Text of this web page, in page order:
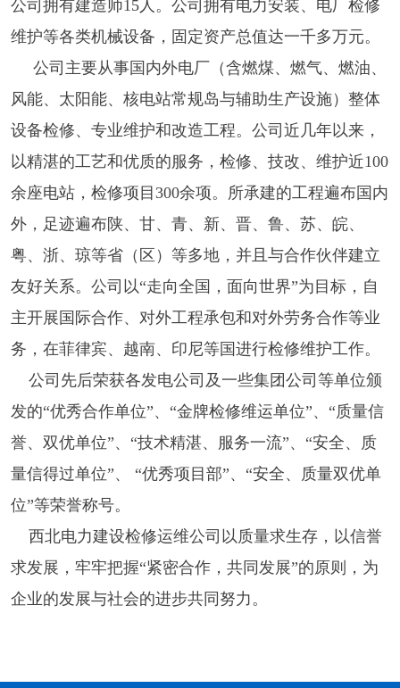
公司拥有建造师15人。公司拥有电力安装、电厂检修
维护等各类机械设备，固定资产总值达一千多万元。
公司主要从事国内外电厂（含燃煤、燃气、燃油、
风能、太阳能、核电站常规岛与辅助生产设施）整体
设备检修、专业维护和改造工程。公司近几年以来，
以精湛的工艺和优质的服务，检修、技改、维护近100
余座电站，检修项目300余项。所承建的工程遍布国内
外，足迹遍布陕、甘、青、新、晋、鲁、苏、皖、
粤、浙、琼等省（区）等多地，并且与合作伙伴建立
友好关系。公司以“走向全国，面向世界”为目标，自
主开展国际合作、对外工程承包和对外劳务合作等业
务，在菲律宾、越南、印尼等国进行检修维护工作。
公司先后荣获各发电公司及一些集团公司等单位颁
发的“优秀合作单位”、“金牌检修维运单位”、“质量信
誉、双优单位”、“技术精湛、服务一流”、“安全、质
量信得过单位”、 “优秀项目部”、“安全、质量双优单
位”等荣誉称号。
西北电力建设检修运维公司以质量求生存，以信誉
求发展，牢牢把握“紧密合作，共同发展”的原则，为
企业的发展与社会的进步共同努力。